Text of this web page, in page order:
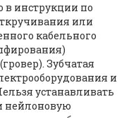
в инструкции по
или
кабельного
Зубчатая
и
устанавливать
нейлоновую